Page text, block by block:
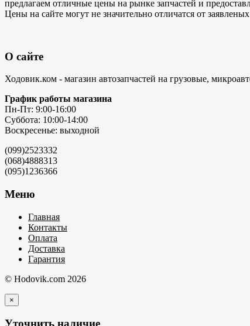
предлагаем отличные цены на рынке запчастей и
Цены на сайте могут не значительно отличатся от
О сайте
Ходовик.ком - магазин автозапчастей на грузовые,
График работы магазина
Пн-Пт: 9:00-16:00
Суббота: 10:00-14:00
Воскресенье: выходной
(099)2523332
(068)4888313
(095)1236366
Меню
Главная
Контакты
Оплата
Доставка
Гарантия
© Hodovik.com 2026
×
Уточнить наличие